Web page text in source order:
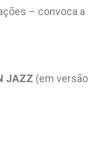
– convoca a
JAZZ (em versão